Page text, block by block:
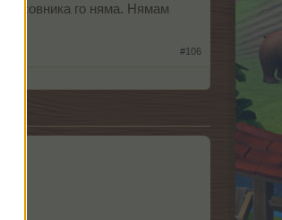
часовника го няма. Нямам
#106